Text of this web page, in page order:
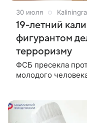
30 июля
19-летний
фигурантом
терроризму
ФСБ пресекла
молодого